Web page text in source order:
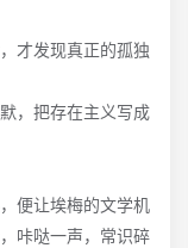
才发现真正的孤独
，把存在主义写成
便让埃梅的文学机
咔哒一声，常识碎